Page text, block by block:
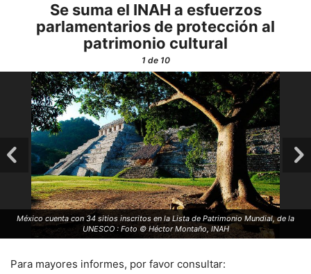
Se suma el INAH a esfuerzos
parlamentarios de protección al
patrimonio cultural
1de 10
México cuenta con 34 sitios inscritos en la Lista de Patrimonio Mundial, de la
UNESCO : Foto © Héctor Montaño, INAH
Para mayores informes, por favor consultar: